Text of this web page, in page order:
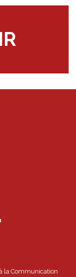
la Communication